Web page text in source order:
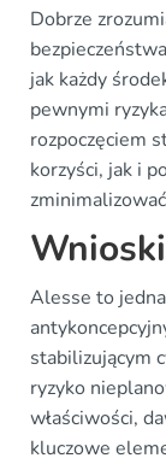
Dobrze
jak każdy
pewnymi
rozpoczęciem
korzyści, jak i
Wnioski
Alesse to
stabilizującym
ryzyko
właściwości,
kluczowe